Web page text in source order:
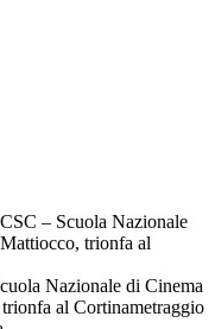
– Scuola Nazionale
trionfa al
Nazionale di Cinema
al Cortinametraggio